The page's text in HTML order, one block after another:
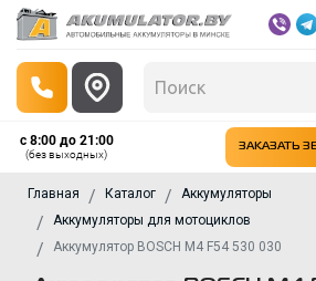
с 8:00 до 21:00
(без выходных)
ЗАКАЗАТЬ
Главная Каталог
Аккумуляторы
Аккумуляторы для мотоциклов
Аккумулятор BOSCH M4 F54 530 030